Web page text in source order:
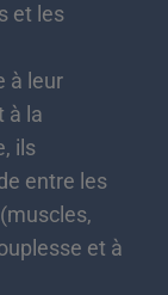
et les
à leur
à la
ils
entre les
et à